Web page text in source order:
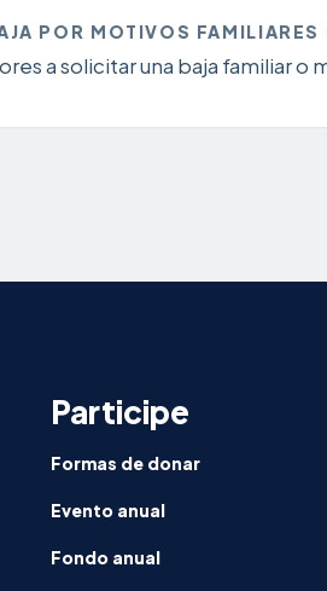
POR MOTIVOS FAMILIARES
a solicitar una baja familiar
Participe
Formas de donar
Evento anual
Fondo anual